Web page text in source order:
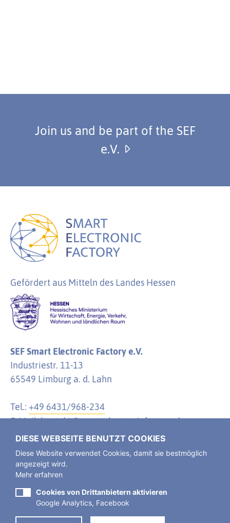
Join us and be part of the SEF
e.V.
Gefördert aus Mitteln des Landes Hessen
SEF Smart Electronic Factory e.V.
Industriestr. 11-13
65549 Limburg a. d. Lahn
Tel.: +49 6431/968-234
E-Mail:kontakt@smartelectronicfactory.de
Der SEF Smart Electronic Factory e. V. ist ein
des öffentlichen Rechts, eingetragen im
Vereinsregister Limburg a. d. Lahn.
DIESE WEBSEITE BENUTZT COOKIES
Diese Website verwendet Cookies, damit sie bestmöglich
angezeigt wird.
Mehr erfahren
Cookies von Drittanbietern aktivieren
Google Analytics, Facebook